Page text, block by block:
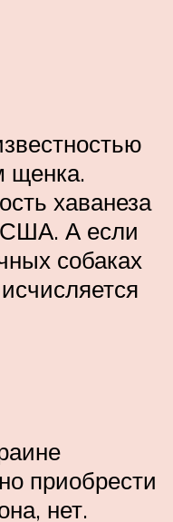
щенка.
хаванеза
США. А если
собаках
приобрести
нет.